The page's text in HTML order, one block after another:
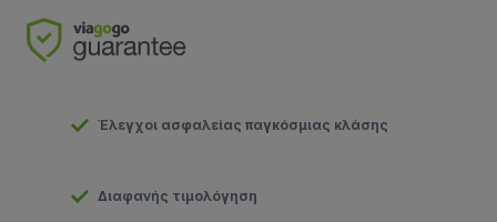
Έλεγχοι ασφαλείας παγκόσμιας κλάσης
Διαφανής τιμολόγηση